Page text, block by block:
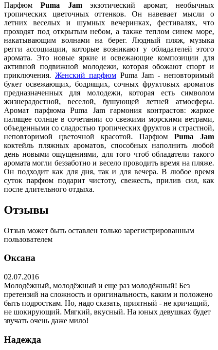
ПарфюмPuma Jamэкзотический аромат, необычных
тропических цветочных оттенков. Он навевает мысли о
летних веселых и шумных вечеринках, фестивалях, что
проходят под открытым небом, а также теплом синем море,
накатывающим волнами на берег. Людный пляж, музыка
регги ассоциации, которые возникают у обладателей этого
аромата. Это новые яркие и освежающие композиции для
активной подвижной молодежи, которая обожают спорт и
приключения. Женский парфюм Puma Jam - неповторимый
букет освежающих, бодрящих, сочных фруктовых ароматов
предназначенных для молодежи, которая есть символом
жизнерадостной, веселой, бушующей летней атмосферы.
Аромат парфюма Puma Jam гармония контрастов: жаркое
палящее солнце в сочетании со свежими морскими ветрами,
объеденными со сладостью тропических фруктов и страстной,
неповторимой цветочной красотой. Парфюм Puma Jam
коктейль пляжных ароматов, способных наполнить любой
день новыми ощущениями, для того чтоб обладатели такого
аромата могли беззаботно и весело проводить время на пляже.
Он подходит как для дня, так и для вечера. В любое время
суток парфюм подарит чистоту, свежесть, прилив сил, как
после длительного отдыха.
Отзывы
Отзыв может быть оставлен только зарегистрированным
пользователем
Оксана
02.07.2016
Молодёжный, молодёжный и еще раз молодёжный! Без
претензий на сложность и оригинальность, каким и положено
быть подросткам. Но, надо сказать, приятный - не кричащий,
не шокирующий. Мягкий, вкусный. На юных девушках будет
звучать очень даже мило!
Надежда